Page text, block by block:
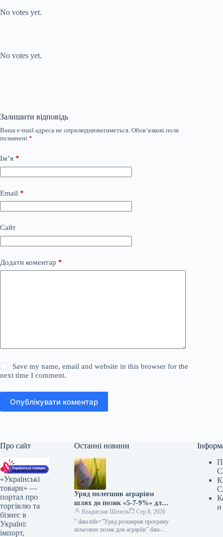
No votes yet.
No votes yet.
Залишити відповідь
Ваша e-mail адреса не оприлюднюватиметься. Обов’язкові поля
позначені *
Ім’я *
Email *
Сайт
Додати коментар *
Save my name, email and website in this browser for the
next time I comment.
Опублікувати коментар
Про сайт
«Українські
товари» —
портал про
торгівлю та
бізнес в
Україні:
імпорт,
Останні новини
Уряд полегшив аграріям
шлях до позик «5-7-9%» для
весняних посівних робіт та
виробничих завдань —
КУРКУЛЬ
Владислав Шепель
Сер 8, 2026
” data-title=”Уряд розширив програму
пільгових позик для аграріїв” data-
и